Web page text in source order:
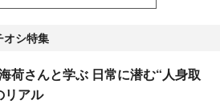
オシ特集
荷さんと学ぶ 日常に潜む“人身取
リアル